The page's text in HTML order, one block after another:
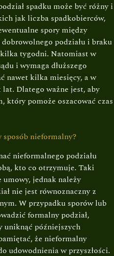
spadku może być różny i
jak liczba spadkobierców,
spory między
podziału i braku
tygodni. Natomiast w
i wymaga dłuższego
nawet kilka miesięcy, a w
Dlatego ważne jest, aby
który pomoże oszacować czas
nieformalny?
nieformalnego podziału
kto co otrzymuje. Taki
umowy, jednak należy
nie jest równoznaczny z
W przypadku sporów lub
formalny podział,
uniknąć późniejszych
że nieformalny
udowodnienia w przyszłości.